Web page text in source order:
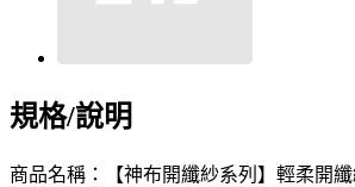
規格/說明
商品名稱：【神布開纖紗系列】輕柔開纖